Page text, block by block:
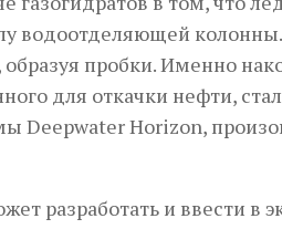
водоотделяющей
пробки. Именно
для откачки нефти,
Deepwater Horizon,
разработать и ввести в